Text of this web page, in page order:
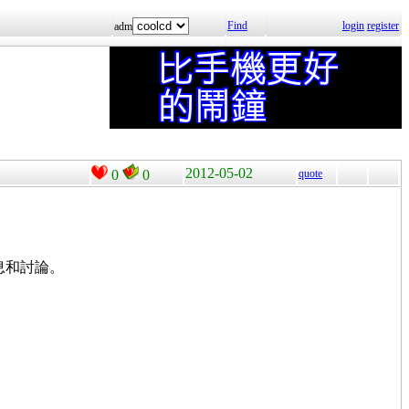
adm Find login register
0 0 2012-05-02 quote
討論。